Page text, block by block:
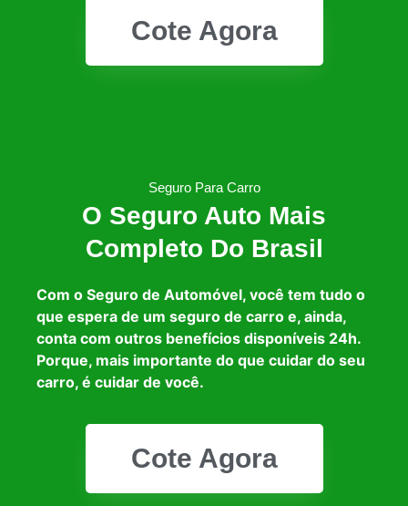
Cote Agora
Seguro Para Carro
O Seguro Auto Mais
Completo Do Brasil
Com o Seguro de Automóvel, você tem tudo o
que espera de um seguro de carro e, ainda,
conta com outros benefícios disponíveis 24h.
Porque, mais importante do que cuidar do seu
carro, é cuidar de você.
Cote Agora